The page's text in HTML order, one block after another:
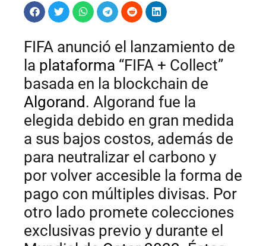
FIFA anunció el lanzamiento de
la plataforma “FIFA + Collect”
basada en la blockchain de
Algorand. Algorand fue la
elegida debido en gran medida
a sus bajos costos, además de
para neutralizar el carbono y
por volver accesible la forma de
pago con múltiples divisas. Por
otro lado promete colecciones
exclusivas previo y durante el